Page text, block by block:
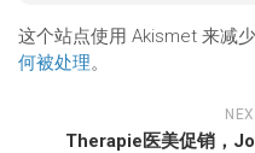
这个站点使用 Akismet 来减少
何被处理。
Therapie医美促销，